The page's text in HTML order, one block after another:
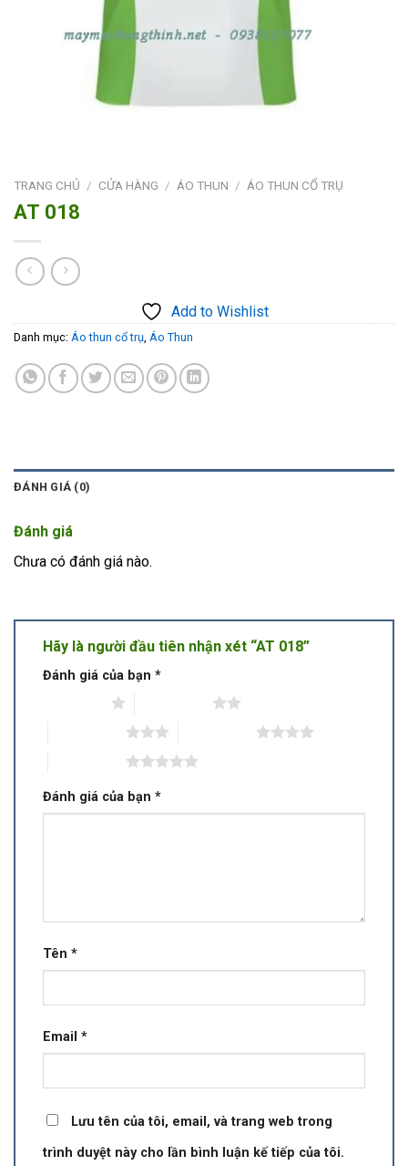
TRANG CHỦ / CỬA HÀNG / ÁO THUN / ÁO THUN CỔ TRỤ
AT 018
Add to Wishlist
Danh mục: Áo thun cổ trụ, Áo Thun
ĐÁNH GIÁ (0)
Đánh giá
Chưa có đánh giá nào.
Hãy là người đầu tiên nhận xét “AT 018”
Đánh giá của bạn *
Đánh giá của bạn *
Tên *
Email *
Lưu tên của tôi, email, và trang web trong
trình duyệt này cho lần bình luận kế tiếp của tôi.